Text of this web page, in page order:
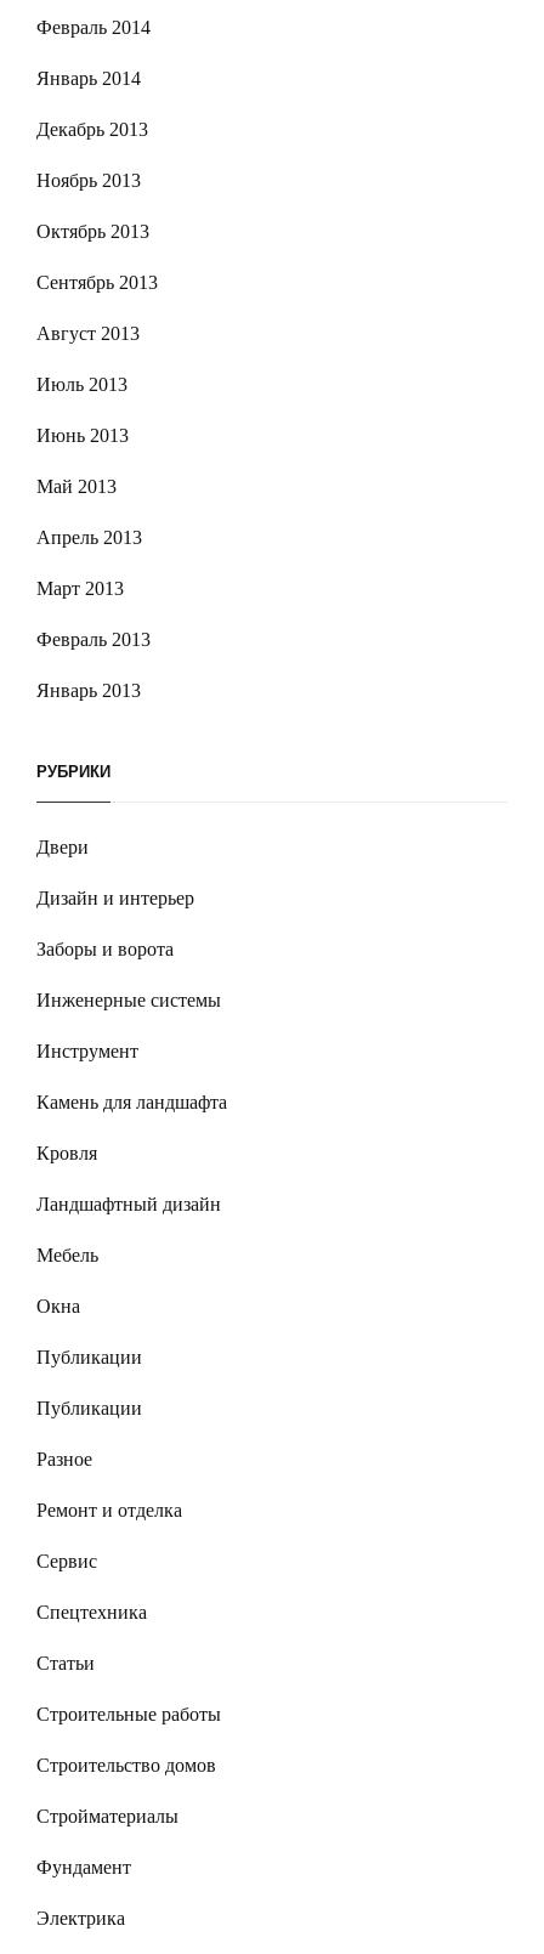
Февраль 2014
Январь 2014
Декабрь 2013
Ноябрь 2013
Октябрь 2013
Сентябрь 2013
Август 2013
Июль 2013
Июнь 2013
Май 2013
Апрель 2013
Март 2013
Февраль 2013
Январь 2013
РУБРИКИ
Двери
Дизайн и интерьер
Заборы и ворота
Инженерные системы
Инструмент
Камень для ландшафта
Кровля
Ландшафтный дизайн
Мебель
Окна
Публикации
Публикации
Разное
Ремонт и отделка
Сервис
Спецтехника
Статьи
Строительные работы
Строительство домов
Стройматериалы
Фундамент
Электрика